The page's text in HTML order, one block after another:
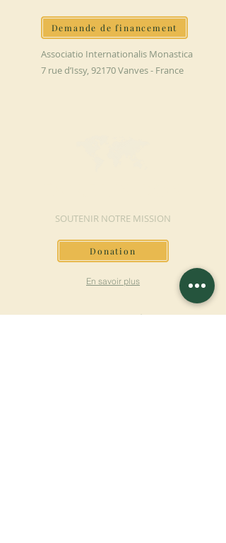
Demande de financement
Associatio Internationalis Monastica
7 rue d’Issy, 92170 Vanves - France
SOUTENIR NOTRE MISSION
Donation
En savoir plus